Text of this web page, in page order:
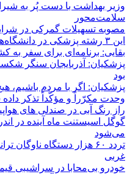
وزیر بهداشت با دست پُر به
سلامت‌محور
مصوبه تسهیلات گمرکی در
این ۳ رشته پزشکی در دانشگاه‌ها مشتری ندارد!
بقایی: برنامه‌ای برای سفر به
پزشکیان: آذربایجان سنگر
بود
پزشکیان: اگر با مردم باشیم،
وحدت مکرّراً و مؤکّداً تذکر
راز رنگ آبی در صندلی های
گوگل اسیستنت ماه آینده در
می‌شود
تردد ۶۰ هزار دستگاه
‌غربی
خودرو بی‌محابا در سراشیبی